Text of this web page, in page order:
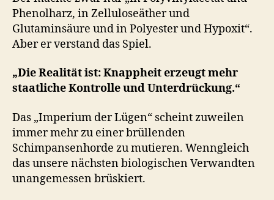
Phenolharz, in Zelluloseäther und
Glutaminsäure und in Polyester und Hypoxit“.
Aber er verstand das Spiel.
„Die Realität ist: Knappheit erzeugt mehr
staatliche Kontrolle und Unterdrückung.“
Das „Imperium der Lügen“ scheint zuweilen
immer mehr zu einer brüllenden
Schimpansenhorde zu mutieren. Wenngleich
das unsere nächsten biologischen Verwandten
unangemessen brüskiert.